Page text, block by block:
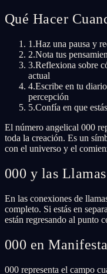
Qué Hacer
1.Haz una pausa y
2.Nota tus
3.Reflexiona sobre
actual
4.Escribe en tu
percepción
5.Confía en que
El número angelical 000
toda la creación. Es un
con el universo y el
000 y las
En las conexiones de
completo. Si estás en
están regresando al punto
000 en
000 representa el campo